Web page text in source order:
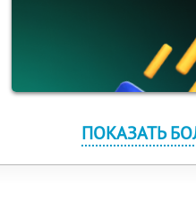
ПОКАЗАТЬ